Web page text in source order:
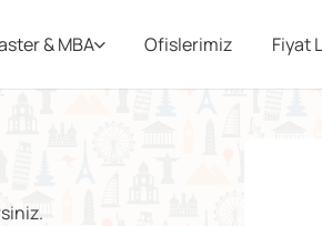
& MBA Ofislerimiz Fiyat